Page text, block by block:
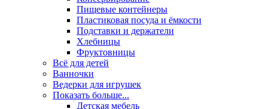
Пищевые контейнеры
Пластиковая посуда и ёмкости
Подставки и держатели
Хлебницы
Фруктовницы
Всё для детей
Ванночки
Ведерки для игрушек
Показать больше...
Детская мебель